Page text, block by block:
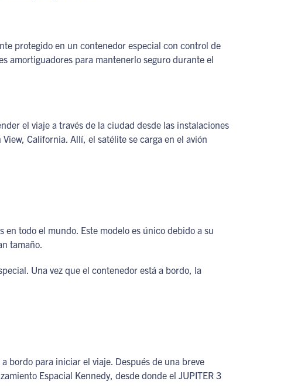
protegido en un contenedor especial con control de
amortiguadores para mantenerlo seguro durante el
el viaje a través de la ciudad desde las instalaciones
California. Allí, el satélite se carga en el avión
todo el mundo. Este modelo es único debido a su
tamaño.
Una vez que el contenedor está a bordo, la
bordo para iniciar el viaje. Después de una breve
Espacial Kennedy, desde donde el JUPITER 3